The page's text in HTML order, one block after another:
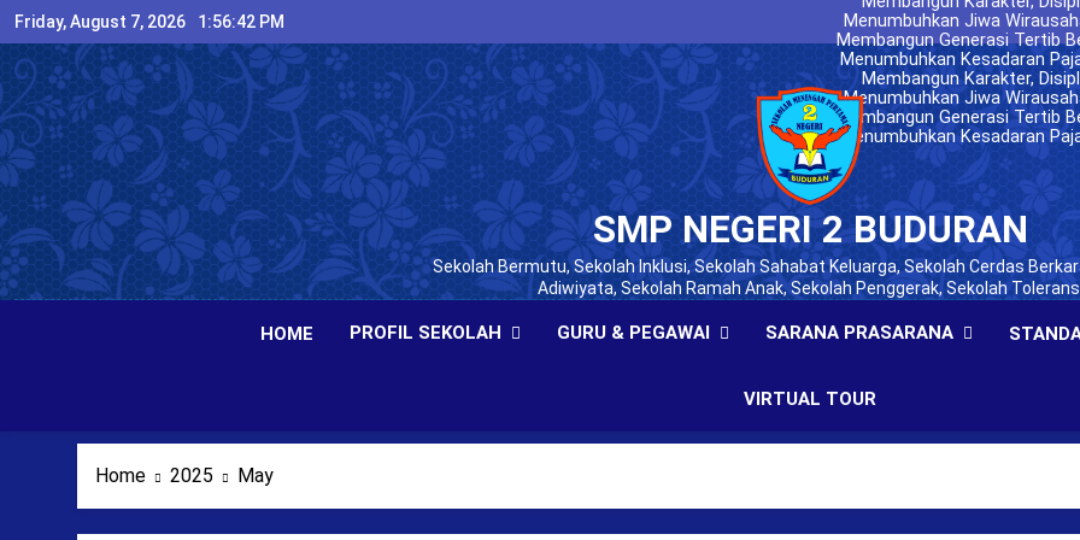
Skip
to
content
Friday, August 7, 2026 1:56:43 PM
SMP
Nasionalisme melalui Latihan
Menumbuhkan Jiwa
Siswa Kelas IX SMPN 2
Mengikuti Seminar
Membangun Generasi Tertib
dan Berkarakter
Bersama
Menumbuhkan Kesadaran
melalui Sosialisasi kepada
SMP
Membangun Karakter,
Nasionalisme melalui Latihan
Menumbuhkan Jiwa
Siswa Kelas IX SMPN 2
Mengikuti Seminar
Membangun Generasi Tertib
dan Berkarakter
Bersama
Menumbuhkan Kesadaran
melalui Sosialisasi kepada
SMP
SMP NEGERI 2 BUDURAN
Sekolah Bermutu, Sekolah Inklusi, Sekolah Sahabat Keluarga, Sekolah Cerdas
Adiwiyata, Sekolah Ramah Anak, Sekolah Penggerak, Sekolah
HOME PROFIL SEKOLAH GURU & PEGAWAI SARANA PRASARANA
VIRTUAL TOUR
Home 2025 May